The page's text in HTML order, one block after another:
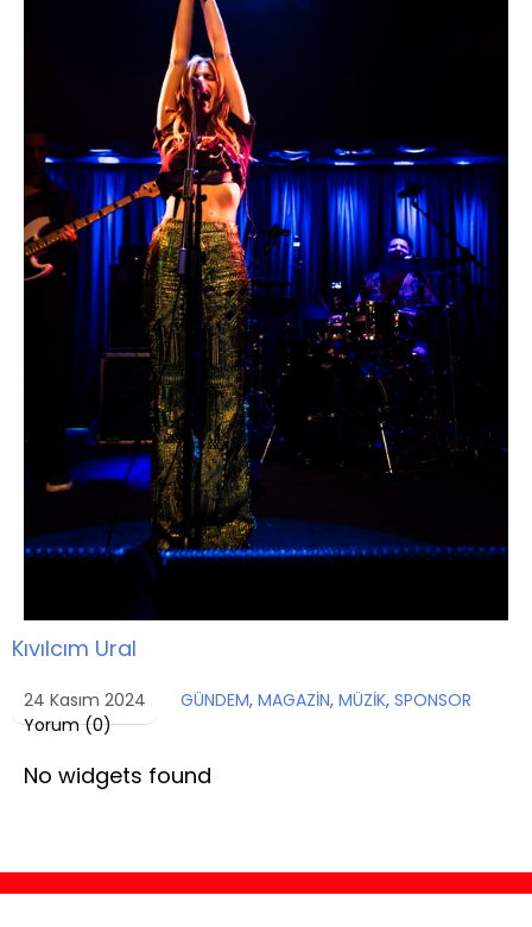
Kıvılcım Ural
24 Kasım 2024 GÜNDEM, MAGAZİN, MÜZİK, SPONSOR
Yorum (0)
No widgets found